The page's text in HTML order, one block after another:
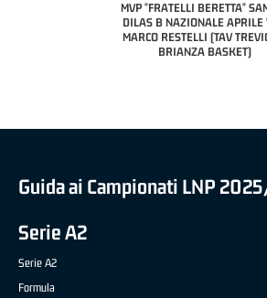
MVP "FRATELLI BERETTA"
DILAS B NAZIONALE APRILE
MARCO RESTELLI (TAV
BRIANZA BASKET)
Guida ai Campionati LNP
Serie A2
Serie A2
Formula